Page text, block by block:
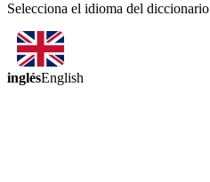
Selecciona el idioma del diccionario
inglésEnglish